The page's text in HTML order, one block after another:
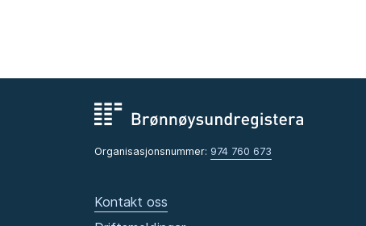
Organisasjonsnummer: 974 760 673
Kontakt oss